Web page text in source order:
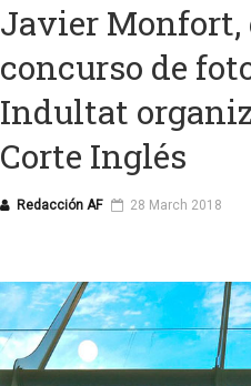
Javier Monfort,
concurso de
Indultat
Corte Inglés
Redacción AF 28 March 2018